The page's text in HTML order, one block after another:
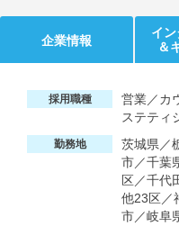
企業情報
イ
＆
採用職種
営業／カ
ステティ
勤務地
茨城県／
市／千葉
区／千代
他23区／
市／岐阜